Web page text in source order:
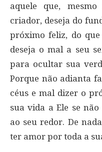
aquele que,
criador, deseja do
próximo feliz, do
deseja o mal a seu
para ocultar sua
Porque não adianta
céus e mal dizer o
sua vida a Ele se
ao seu redor. De
ter amor por toda a